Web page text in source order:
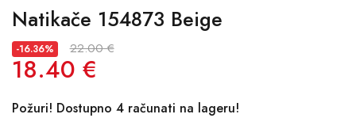
Natikače 154873 Beige
-16.36% 22.00 €
18.40 €
Požuri! Dostupno 4 računati na lageru!